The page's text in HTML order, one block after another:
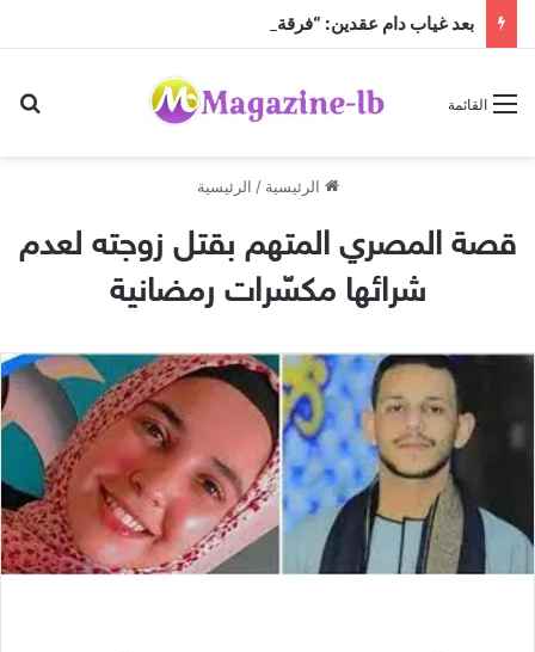
القائمة
الرئيسية / الرئيسية
قصة المصري المتهم بقتل زوجته لعدم
شرائها مكسّرات رمضانية